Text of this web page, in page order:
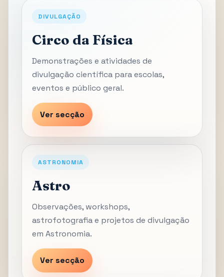
DIVULGAÇÃO
Circo da Física
Demonstrações e atividades de
divulgação científica para escolas,
eventos e público geral.
Ver secção
ASTRONOMIA
Astro
Observações, workshops,
astrofotografia e projetos de divulgação
em Astronomia.
Ver secção